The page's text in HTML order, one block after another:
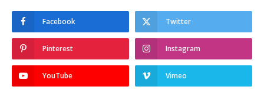
Facebook Twitter
Pinterest Instagram
YouTube Vimeo